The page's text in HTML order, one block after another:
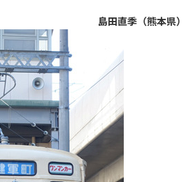
島田直季（熊本県）